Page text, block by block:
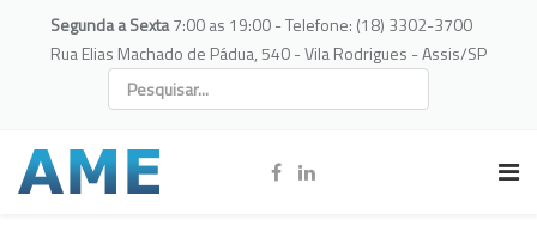
Segunda a Sexta7:00 as 19:00 - Telefone: (18) 3302-3700
Rua Elias Machado de Pádua, 540 - Vila Rodrigues - Assis/SP